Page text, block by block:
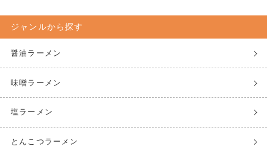
ジャンルから探す
醤油ラーメン
味噌ラーメン
塩ラーメン
とんこつラーメン